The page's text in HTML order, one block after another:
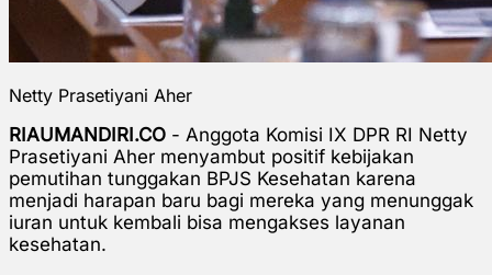
Netty Prasetiyani Aher
RIAUMANDIRI.CO - Anggota Komisi IX DPR RI Netty
Prasetiyani Aher menyambut positif kebijakan
pemutihan tunggakan BPJS Kesehatan karena
menjadi harapan baru bagi mereka yang menunggak
iuran untuk kembali bisa mengakses layanan
kesehatan.